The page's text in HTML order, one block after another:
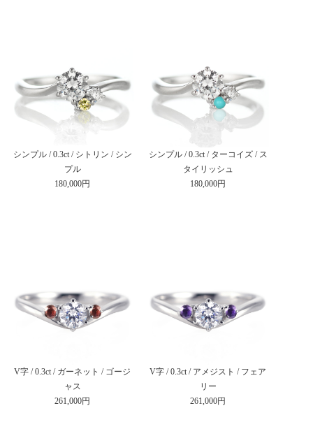
シンプル / 0.3ct / シトリン / シン
プル
180,000円
シンプル / 0.3ct / ターコイズ / ス
タイリッシュ
180,000円
V字 / 0.3ct / ガーネット / ゴージ
ャス
261,000円
V字 / 0.3ct / アメジスト / フェア
リー
261,000円